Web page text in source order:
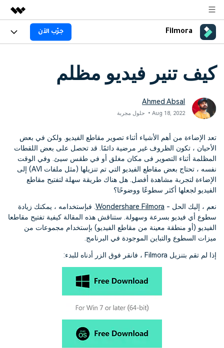
المنتجات المميزة
منتجات إدارة البيانات
نظرة عامة
من نحن
غرفة الأخبار
الدعم
Filmora جرّب الآن
المنصات
الميزات
AI
Filmora AI الجيل القادم من التحرير بالذكاء الاصطناعي
ميزات الذكاء الاصطناعي جديد
معلومات الذكاء الاصطناعي
الحلول
حلول الفيديو
المصادر
سلسلة دورات: Master
Class
تطوير مهاراتك في تحرير
الفيديوهات المتقدمة خطوة
بخطوة
برنامج الانجازات من
Filmora
للحصول على مكافآت مثيرة
رؤى التحرير إنشاء تأثيرات خاصة بنفسك
مركز الدعم
البدء
دعم العملاء
حول
استكشاف
التعاون
جرّب FILMORA اشتر الآنتسجيل الدخول
search
كيف تنير فيديو مظلم
Ahmed Absal
Aug 18, 2022• حلول مجربة
تعد الإضاءة من أهم الأشياء أثناء تصوير مقاطع الفيديو. ولكن في بعض
الأحيان ، تكون الظروف غير مرضية دائمًا. قد تحصل على بعض اللقطات
المظلمة أثناء التصوير فى مكان مغلق أو في طقس سيئ. وفي الوقت
نفسه ، تحتاج بعض مقاطع الفيديو التي تم تنزيلها (مثل ملفات AVI) إلى
الإضاءة لتجربة مشاهدة أفضل. هل هناك طريقة سهلة لتفتيح مقاطع
الفيديو لجعلها أكثر سطوعًا ووضوحًا؟
نعم ، إليك الحل - Wondershare Filmora. فبإستخدامه ، يمكنك زيادة
سطوع أي فيديو بسرعة وسهولة. ستناقش هذه المقالة كيفية تفتيح مقاطعا
الفيديو (أو منطقة معينة من مقاطع الفيديو) بإستخدام مجموعات من
ميزات السطوع والتباين الموجودة في البرنامج.
إذا لم تقم بتنزيل Filmora ، فانقر فوق الزر أدناه للبدء: